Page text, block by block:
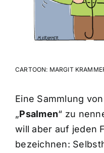
CARTOON: MARGIT
Eine Sammlung
„Psalmen“ zu
will aber auf jeden
bezeichnen: